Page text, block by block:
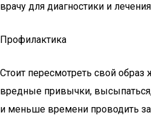
врачу для диагностики и
Профилактика
Стоит пересмотреть свой образ
вредные привычки,
и меньше времени проводить